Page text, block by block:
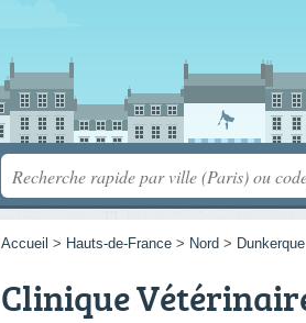
Accueil > Hauts-de-France > Nord > Dunkerque
Clinique